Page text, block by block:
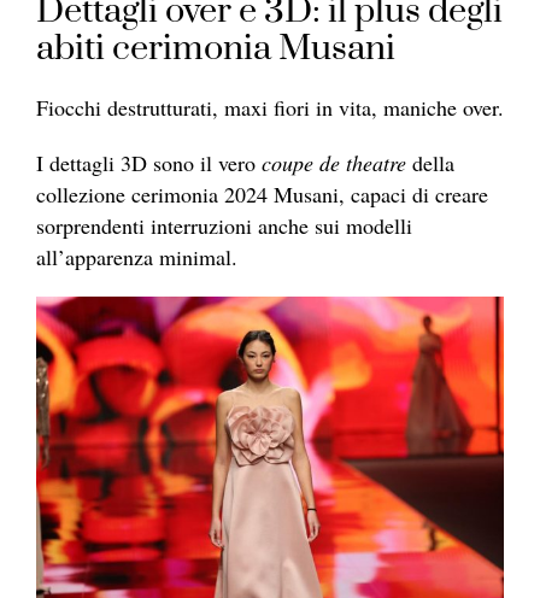
Dettagli over e 3D: il plus degli
abiti cerimonia Musani
Fiocchi destrutturati, maxi fiori in vita, maniche over.
I dettagli 3D sono il vero coupe de theatre della
collezione cerimonia 2024 Musani, capaci di creare
sorprendenti interruzioni anche sui modelli
all’apparenza minimal.